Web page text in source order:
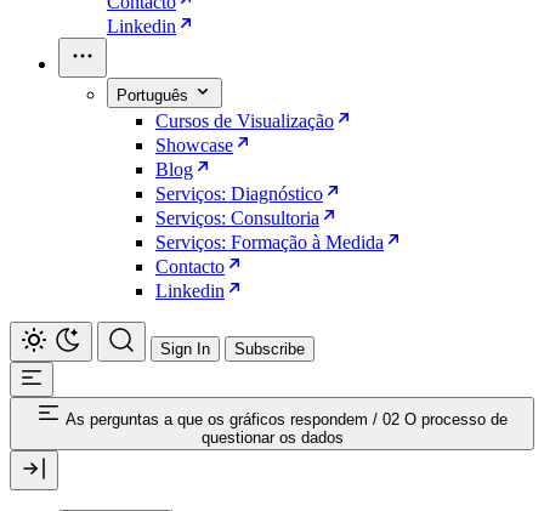
Linkedin
Português
Cursos de Visualização
Showcase
Blog
Serviços: Diagnóstico
Serviços: Consultoria
Serviços: Formação à Medida
Contacto
Linkedin
Sign In Subscribe
As perguntas a que os gráficos respondem / 02 O processo de
questionar os dados